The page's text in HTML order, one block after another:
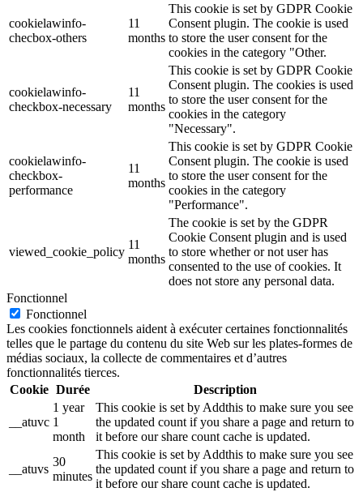
cookielawinfo-
checbox-others
11
months
This cookie is set by GDPR Cookie
Consent plugin. The cookie is used
to store the user consent for the
cookies in the category "Other.
cookielawinfo-
checkbox-necessary
11
months
This cookie is set by GDPR Cookie
Consent plugin. The cookies is used
to store the user consent for the
cookies in the category
"Necessary".
cookielawinfo-
checkbox-
performance
11
months
This cookie is set by GDPR Cookie
Consent plugin. The cookie is used
to store the user consent for the
cookies in the category
"Performance".
viewed_cookie_policy
11
months
The cookie is set by the GDPR
Cookie Consent plugin and is used
to store whether or not user has
consented to the use of cookies. It
does not store any personal data.
Fonctionnel
Fonctionnel
Les cookies fonctionnels aident à exécuter certaines fonctionnalités
telles que le partage du contenu du site Web sur les plates-formes de
médias sociaux, la collecte de commentaires et d’autres
fonctionnalités tierces.
Cookie Durée Description
__atuvc
1 year
1
month
This cookie is set by Addthis to make sure you see
the updated count if you share a page and return to
it before our share count cache is updated.
__atuvs
30
minutes
This cookie is set by Addthis to make sure you see
the updated count if you share a page and return to
it before our share count cache is updated.